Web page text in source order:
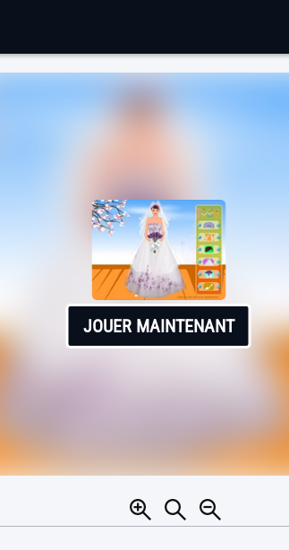
JOUER MAINTENANT